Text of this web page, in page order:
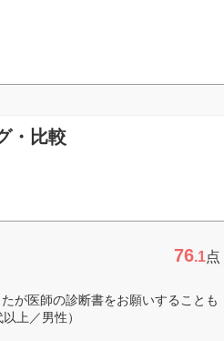
・比較
76.1点
が医師の診断書をお願いすることも
上／男性）